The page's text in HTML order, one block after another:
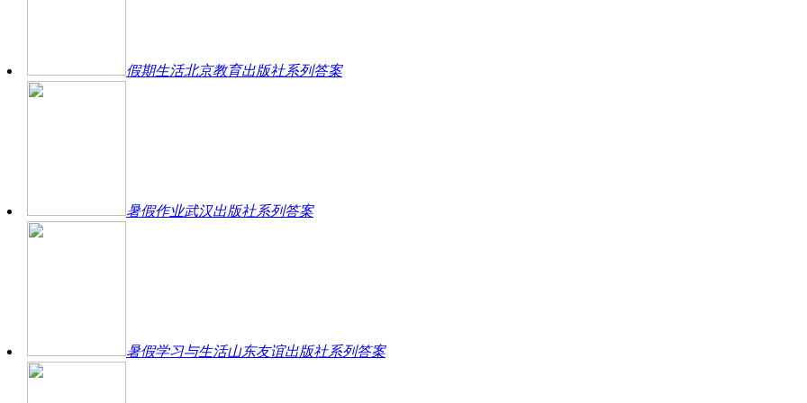
假期生活北京教育出版社系列答案
暑假作业武汉出版社系列答案
暑假学习与生活山东友谊出版社系列答案